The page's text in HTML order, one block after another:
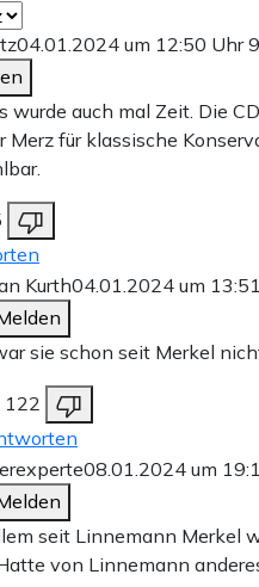
04.01.2024 um 12:50 Uhr
wurde auch mal Zeit. Die
Merz für klassische
Kurth04.01.2024 um
sie schon seit Merkel
122
08.01.2024 um
seit Linnemann Merkel
von Linnemann